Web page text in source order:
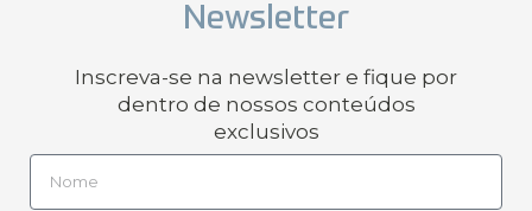
Newsletter
Inscreva-se na newsletter e fique por
dentro de nossos conteúdos
exclusivos